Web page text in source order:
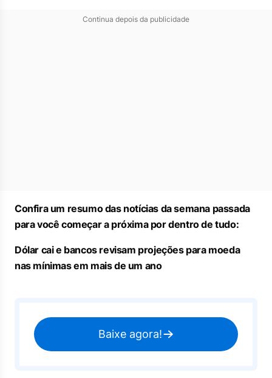
Continua depois da publicidade
Confira um resumo das notícias da semana passada
para você começar a próxima por dentro de tudo:
Dólar cai e bancos revisam projeções para moeda
nas mínimas em mais de um ano
Baixe agora!